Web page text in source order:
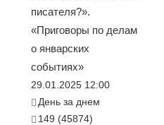
писателя?».
«Приговоры по делам
о январских
событиях»
29.01.2025 12:00
День за днем
149 (45874)